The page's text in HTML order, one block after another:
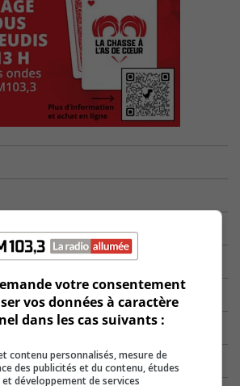
votre consentement
vos données à caractère
dans les cas suivants :
contenu personnalisés, mesure de
des publicités et du contenu, études
et développement de services